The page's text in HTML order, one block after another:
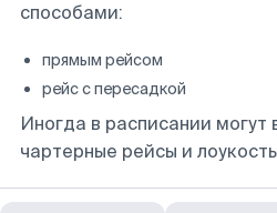
способами:
прямым рейсом
рейс с пересадкой
Иногда в расписании могут
чартерные рейсы и